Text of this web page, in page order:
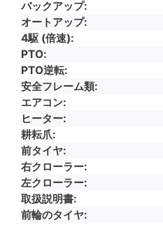
バックアップ
オートアップ
4駆 (倍速)
PTO
PTO逆転
安全フレーム類
エアコン
ヒーター
耕耘爪
前タイヤ
右クローラー
左クローラー
取扱説明書
前輪のタイヤ